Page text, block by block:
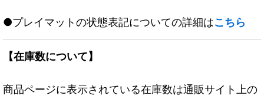
●プレイマットの状態表記についての詳細はこちら
【在庫数について】
商品ページに表示されている在庫数は通販サイト上の